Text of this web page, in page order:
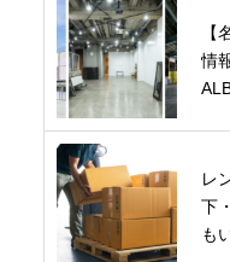
【
情
レ
下
も